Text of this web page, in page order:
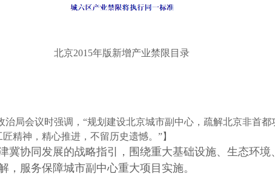
北京2015年版新增产业禁限目录
治局会议时强调，“规划建设北京城市副中心，疏解北京非首
匠精神，精心推进，不留历史遗憾。 ”】
冀协同发展的战略指引，围绕重大基础设施、生态环
服务保障城市副中心重大项目实施。